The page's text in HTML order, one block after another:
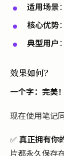
适用场景
核心优势
典型用户
效果如何？
一个字：完美！
现在使用笔记
✅ 真正拥有你
片都永久保存